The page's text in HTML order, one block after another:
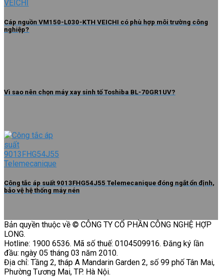
Cáp nguồn VM150-L030-KTH VEICHI có phù hợp môi trường công
nghiệp?
Vì sao nên chọn máy xay sinh tố Toshiba BL-70GR1UV?
Công tắc áp suất 9013FHG54J55 Telemecanique đóng ngắt ổn định,
bảo vệ hệ thống máy nén
Bản quyền thuộc về © CÔNG TY CỔ PHẦN CÔNG NGHỆ HỢP
LONG.
Hotline: 1900 6536. Mã số thuế: 0104509916. Đăng ký lần
đầu: ngày 05 tháng 03 năm 2010.
Địa chỉ: Tầng 2, tháp A Mandarin Garden 2, số 99 phố Tân Mai,
Phường Tương Mai, TP. Hà Nội.